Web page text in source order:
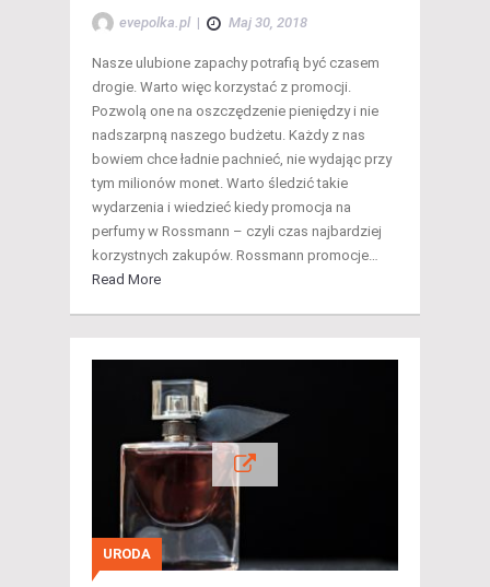
evepolka.pl | Maj 30, 2018
Nasze ulubione zapachy potrafią być czasem
drogie. Warto więc korzystać z promocji.
Pozwolą one na oszczędzenie pieniędzy i nie
nadszarpną naszego budżetu. Każdy z nas
bowiem chce ładnie pachnieć, nie wydając przy
tym milionów monet. Warto śledzić takie
wydarzenia i wiedzieć kiedy promocja na
perfumy w Rossmann – czyli czas najbardziej
korzystnych zakupów. Rossmann promocje…
Read More
URODA